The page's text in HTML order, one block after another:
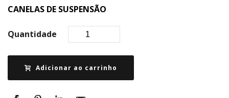
CANELAS DE SUSPENSÃO
Quantidade
Adicionar ao carrinho